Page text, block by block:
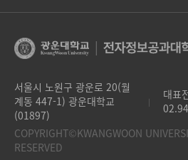
서울시 노원구 광운로 20(월
계동 447-1) 광운대학교
(01897)
|
대표
COPYRIGHT©KWANGWOON
RESERVED